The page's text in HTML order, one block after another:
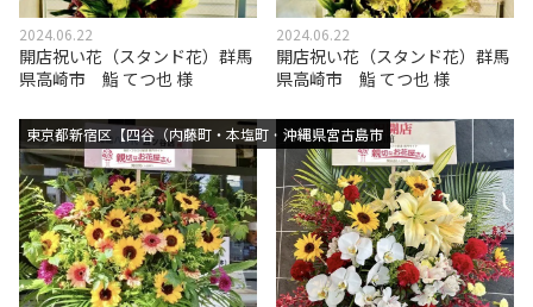
2024.06.22
開店祝い花（スタンド花）群馬
県高崎市 鮨 てつ也 様
2024.06.22
開店祝い花（スタンド花）群馬
県高崎市 鮨 てつ也 様
東京都新宿区【四谷（内藤町・本塩町・舟町）エリア】
沖縄県宮古島市